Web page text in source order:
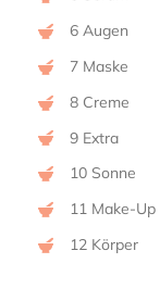
6 Augen
7 Maske
8 Creme
9 Extra
10 Sonne
11 Make-Up
12 Körper